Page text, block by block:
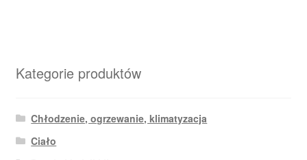
Kategorie produktów
Chłodzenie, ogrzewanie, klimatyzacja
Ciało